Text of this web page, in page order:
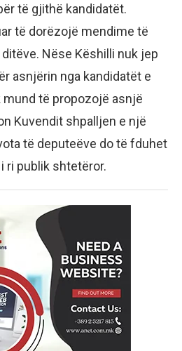
të gjithë kandidatët.
të dorëzojë mendime të
Nëse Këshilli nuk jep
asnjërin nga kandidatët e
mund të propozojë asnjë
Kuvendit shpalljen e një
të deputeëve do të fduhet
ri publik shtetëror.